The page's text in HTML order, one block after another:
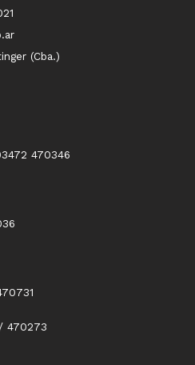
(Cba.)
470346
470273